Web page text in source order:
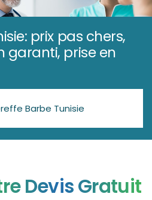
prix pas chers,
garanti, prise en
Barbe Tunisie
Devis Gratuit